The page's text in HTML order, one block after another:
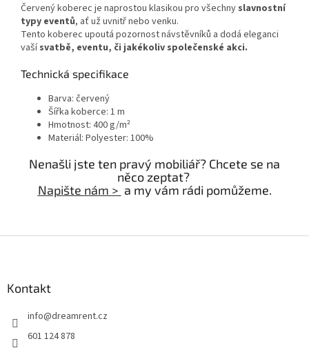
Červený koberec je naprostou klasikou pro všechny slavnostní
typy eventů, ať už uvnitř nebo venku.
Tento koberec upoutá pozornost návstěvníků a dodá eleganci
vašísvatbě, eventu, či jakékoliv společenské akci.
Technická specifikace
Barva: červený
Šířka koberce: 1 m
Hmotnost: 400 g/m²
Materiál: Polyester: 100%
Nenašli jste ten pravý mobiliář? Chcete se na
něco zeptat?
Napište nám > a my vám rádi pomůžeme.
Kontakt
info@dreamrent.cz
601 124 878